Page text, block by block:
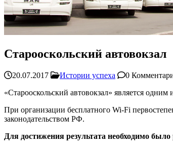
Старооскольский автовокзал
20.07.2017 Истории успеха 0
«Старооскольский автовокзал» является
При организации бесплатного Wi-Fi
законодательством РФ.
Для достижения результата необходимо